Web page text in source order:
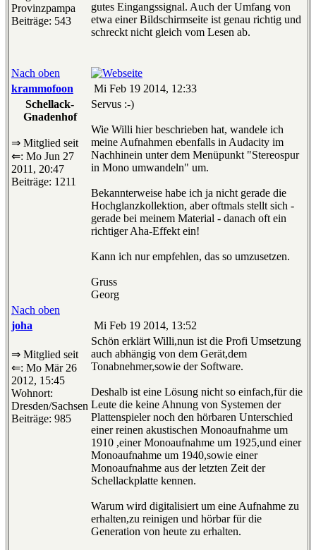
Provinzpampa
Beiträge: 543
gutes Eingangssignal. Auch der Umfang von
etwa einer Bildschirmseite ist genau richtig und
schreckt nicht gleich vom Lesen ab.
Nach oben
krammofoon
Mi Feb 19 2014, 12:33
Schellack-
Gnadenhof
⇒ Mitglied seit
⇐: Mo Jun 27
2011, 20:47
Beiträge: 1211
Servus :-)
Wie Willi hier beschrieben hat, wandele ich
meine Aufnahmen ebenfalls in Audacity im
Nachhinein unter dem Menüpunkt "Stereospur
in Mono umwandeln" um.
Bekannterweise habe ich ja nicht gerade die
Hochglanzkollektion, aber oftmals stellt sich -
gerade bei meinem Material - danach oft ein
richtiger Aha-Effekt ein!
Kann ich nur empfehlen, das so umzusetzen.
Gruss
Georg
Nach oben
joha
Mi Feb 19 2014, 13:52
⇒ Mitglied seit
⇐: Mo Mär 26
2012, 15:45
Wohnort:
Dresden/Sachsen
Beiträge: 985
Schön erklärt Willi,nun ist die Profi Umsetzung
auch abhängig von dem Gerät,dem
Tonabnehmer,sowie der Software.
Deshalb ist eine Lösung nicht so einfach,für die
Leute die keine Ahnung von Systemen der
Plattenspieler noch den hörbaren Unterschied
einer reinen akustischen Monoaufnahme um
1910 ,einer Monoaufnahme um 1925,und einer
Monoaufnahme um 1940,sowie einer
Monoaufnahme aus der letzten Zeit der
Schellackplatte kennen.
Warum wird digitalisiert um eine Aufnahme zu
erhalten,zu reinigen und hörbar für die
Generation von heute zu erhalten.